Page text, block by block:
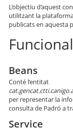
Centres de
Contacte
L’objectiu d’aquest
utilitzant la
publicats en aquesta
Beans
Conté l’entitat
per representar la
consulta de Padró a
Service